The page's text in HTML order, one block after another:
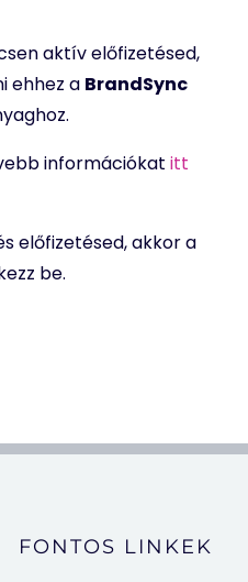
aktív előfizetésed,
ehhez a BrandSync
információkat itt
előfizetésed, akkor a
be.
FONTOS LINKEK